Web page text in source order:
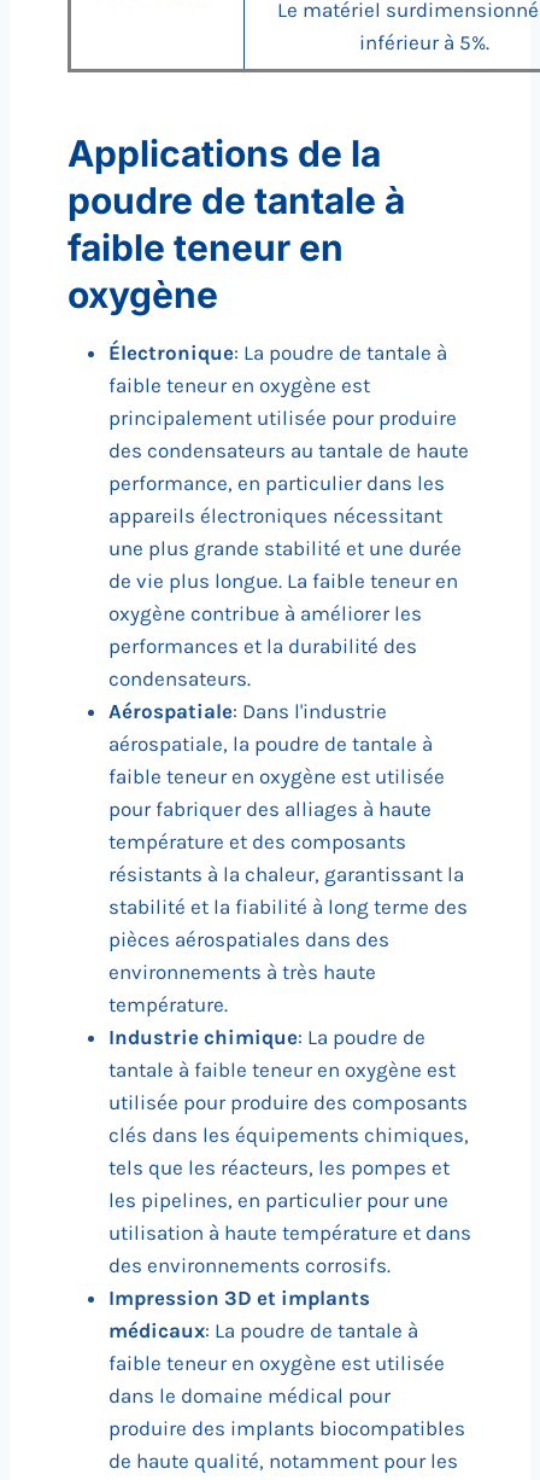
Le matériel
inférieur à 5%.
Applications de la
poudre de tantale à
faible teneur en
oxygène
Électronique: La poudre de tantale à
faible teneur en oxygène est
principalement utilisée pour produire
des condensateurs au tantale de haute
performance, en particulier dans les
appareils électroniques nécessitant
une plus grande stabilité et une durée
de vie plus longue. La faible teneur en
oxygène contribue à améliorer les
performances et la durabilité des
condensateurs.
Aérospatiale: Dans l'industrie
aérospatiale, la poudre de tantale à
faible teneur en oxygène est utilisée
pour fabriquer des alliages à haute
température et des composants
résistants à la chaleur, garantissant la
stabilité et la fiabilité à long terme des
pièces aérospatiales dans des
environnements à très haute
température.
Industrie chimique: La poudre de
tantale à faible teneur en oxygène est
utilisée pour produire des composants
clés dans les équipements chimiques,
tels que les réacteurs, les pompes et
les pipelines, en particulier pour une
utilisation à haute température et dans
des environnements corrosifs.
Impression 3D et implants
médicaux: La poudre de tantale à
faible teneur en oxygène est utilisée
dans le domaine médical pour
produire des implants biocompatibles
de haute qualité, notamment pour les